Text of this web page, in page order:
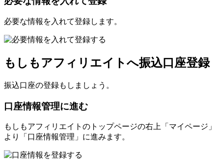
必要な情報を入れて登録します。
もしもアフィリエイトへ振込口座登録
振込口座の登録もしましょう。
口座情報管理に進む
もしもアフィリエイトのトップページの右上「マイページ」
より「口座情報管理」に進みます。